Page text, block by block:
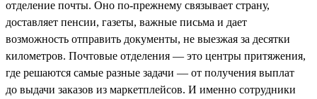
отделение почты. Оно по-прежнему связывает страну,
доставляет пенсии, газеты, важные письма и дает
возможность отправить документы, не выезжая за десятки
километров. Почтовые отделения — это центры притяжения,
где решаются самые разные задачи — от получения выплат
до выдачи заказов из маркетплейсов. И именно сотрудники